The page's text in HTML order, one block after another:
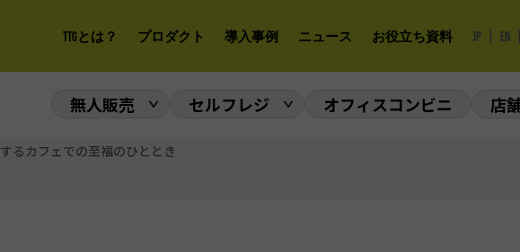
TTGとは？ プロダクト 導入事例 ニュース お役立ち資料 JP EN
無人販売 セルフレジ オフィスコンビニ 店
るカフェでの至福のひととき